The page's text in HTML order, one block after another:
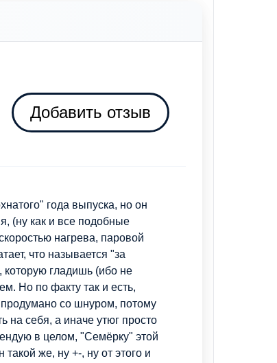
Добавить отзыв
года выпуска, но он
(ну как и все подобные
нагрева, паровой
что называется "за
которую гладишь (ибо не
Но по факту так и есть,
со шнуром, потому
на себя, а иначе утюг просто
в целом, "Семёрку" этой
же, ну +-, ну от этого и